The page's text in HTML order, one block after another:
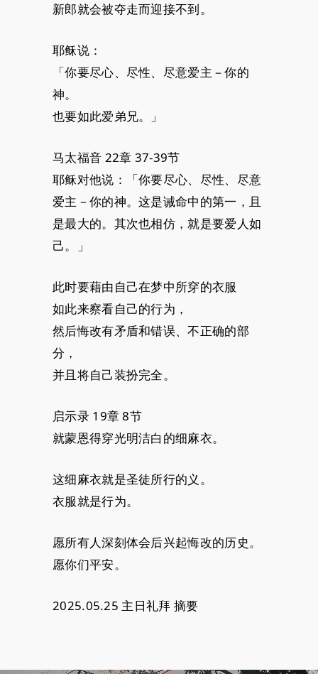
新郎就会被夺走而迎接不到。
耶稣说：
「你要尽心、尽性、尽意爱主－你的
神。
也要如此爱弟兄。」
马太福音 22章 37-39节
耶稣对他说：「你要尽心、尽性、尽意
爱主－你的神。这是诫命中的第一，且
是最大的。其次也相仿，就是要爱人如
己。」
此时要藉由自己在梦中所穿的衣服
如此来察看自己的行为，
然后悔改有矛盾和错误、不正确的部
分，
并且将自己装扮完全。
启示录 19章 8节
就蒙恩得穿光明洁白的细麻衣。
这细麻衣就是圣徒所行的义。
衣服就是行为。
愿所有人深刻体会后兴起悔改的历史。
愿你们平安。
2025.05.25 主日礼拜 摘要